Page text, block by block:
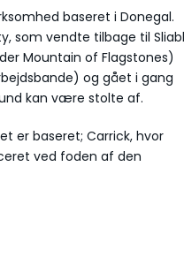
baseret i Donegal.
som vendte tilbage til
Mountain of Flagstones)
og gået i gang
kan være stolte af.
er baseret; Carrick, hvor
ved foden af den